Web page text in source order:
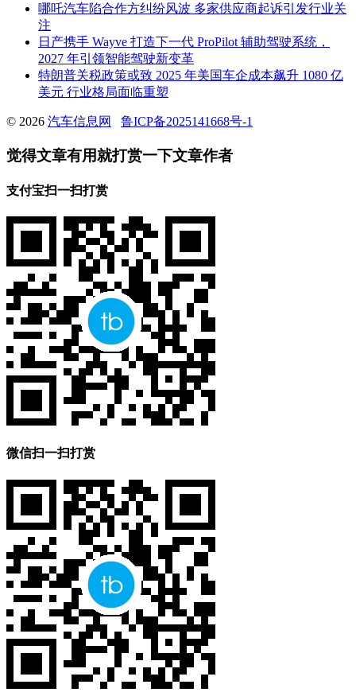
哪吒汽车陷合作方纠纷风波 多家供应商起诉引发行业关
注
日产携手 Wayve 打造下一代 ProPilot 辅助驾驶系统，
2027 年引领智能驾驶新变革
特朗普关税政策或致 2025 年美国车企成本飙升 1080 亿
美元 行业格局面临重塑
© 2026 汽车信息网 鲁ICP备2025141668号-1
觉得文章有用就打赏一下文章作者
支付宝扫一扫打赏
微信扫一扫打赏